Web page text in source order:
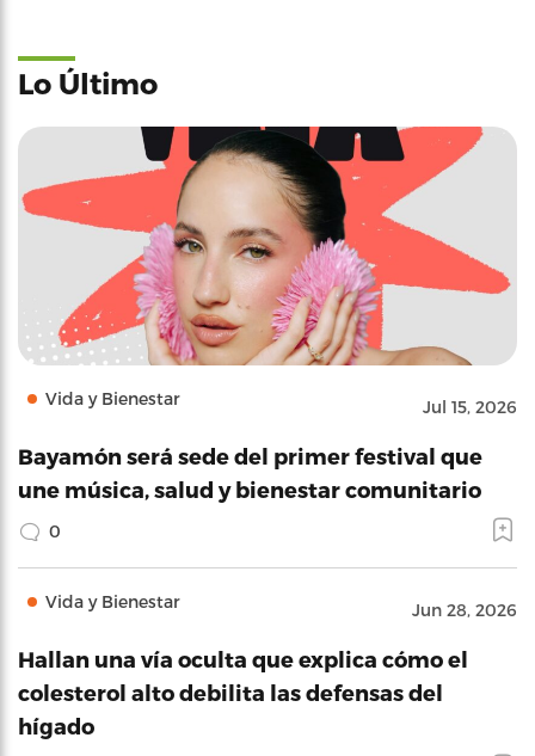
Lo Último
Vida y Bienestar Jul 15, 2026
Bayamón será sede del primer festival que
une música, salud y bienestar comunitario
0
Vida y Bienestar Jun 28, 2026
Hallan una vía oculta que explica cómo el
colesterol alto debilita las defensas del
hígado